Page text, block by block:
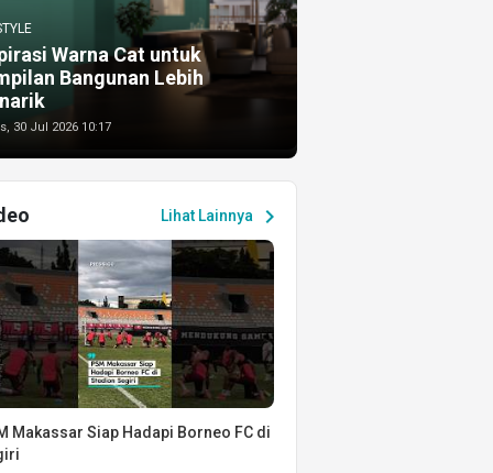
Warna Cat untuk
Bangunan Lebih
30 Jul 2026 10:17
Lihat Lainnya chevron_right
Makassar Siap Hadapi Borneo FC di